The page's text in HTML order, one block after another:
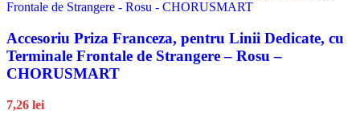
Accesoriu Priza Franceza, pentru Linii Dedicate, cu
Terminale Frontale de Strangere – Rosu –
CHORUSMART
7,26 lei